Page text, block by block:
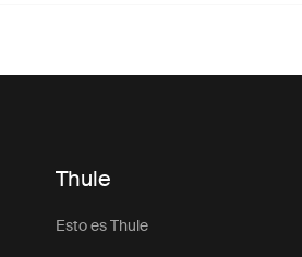
Thule
Esto es Thule